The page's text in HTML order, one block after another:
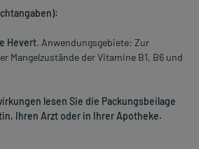
Hevert. Anwendungsgebiete: Zur
Mangelzustände der Vitamine B1, B6 und
lesen Sie die Packungsbeilage
Ihren Arzt oder in Ihrer Apotheke.